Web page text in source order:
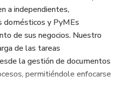
a independientes,
domésticos y PyMEs
de sus negocios. Nuestro
de las tareas
la gestión de documentos
permitiéndole enfocarse